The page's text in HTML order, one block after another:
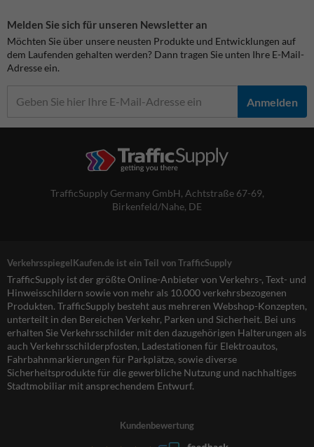
Melden Sie sich für unseren Newsletter an
Möchten Sie über unsere neusten Produkte und Entwicklungen auf
dem Laufenden gehalten werden? Dann tragen Sie unten Ihre E-Mail-
Adresse ein.
Anmelden
TrafficSupply Germany GmbH, Achtstraße 67-69,
Birkenfeld/Nahe, DE
VerkehrsspiegelKaufen.de ist ein Teil von TrafficSupply
TrafficSupply ist der größte Online-Anbieter von Verkehrs-, Text- und
Hinweisschildern sowie von mehr als 10.000 verkehrsbezogenen
Produkten. TrafficSupply besteht aus mehreren Webshop-Konzepten,
unterteilt in den Bereichen Verkehr, Parken und Sicherheit. Bei uns
erhalten Sie Verkehrsschilder mit den dazugehörigen Halterungen als
auch Verkehrsschilderpfosten, Ladestationen für Elektroautos,
Fahrbahnmarkierungen für Parkplätze, sowie diverse
Sicherheitsprodukte für die gewerbliche Nutzung und nachhaltiges
Stadtmobiliar mit ansprechendem Entwurf.
Kundenbewertung